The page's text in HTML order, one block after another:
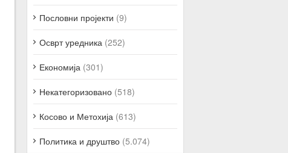
Пословни пројекти (9)
Осврт уредника (252)
Економија (301)
Некатегоризовано (518)
Косово и Метохија (613)
Политика и друштво (5.074)